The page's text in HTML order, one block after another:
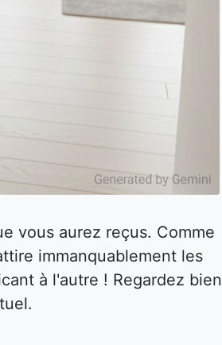
vous aurez reçus. Comme
immanquablement les
à l'autre ! Regardez bien